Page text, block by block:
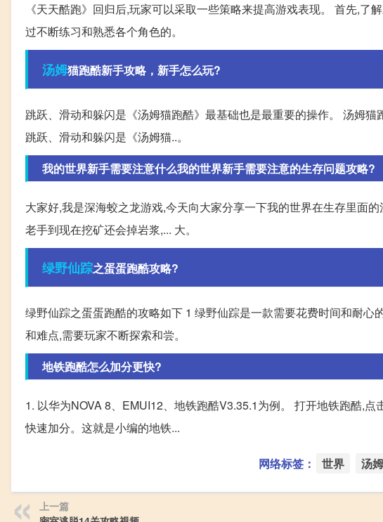
《天天酷跑》回归后,玩家可以采取一些策略来提高游戏表现。 首先,
过不断练习和熟悉各个角色的。
汤姆猫跑酷新手攻略，新手怎么玩?
跳跃、滑动和躲闪是《汤姆猫跑酷》最基础也是最重要的操作。 汤姆
跳跃、滑动和躲闪是《汤姆猫..。
我的世界新手需要注意什么我的世界新手需要注意的生存问题攻略?
大家好,我是深海蛟之龙游戏,今天向大家分享一下我的世界在生存里面
老手到现在挖矿还会掉岩浆,... 大。
绿野仙踪之蛋蛋跑酷攻略?
绿野仙踪之蛋蛋跑酷的攻略如下 1 绿野仙踪是一款需要花费时间和耐
和难点,需要玩家不断探索和尝。
地铁跑酷怎么加分更快?
1. 以华为NOVA 8、EMUI12、地铁跑酷V3.35.1为例。 打开地铁跑酷,
快速加分。这就是小编的地铁...
网络标签： 世界 汤姆
上一篇